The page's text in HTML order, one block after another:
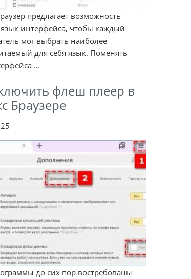
предлагает возможность
интерфейса, чтобы каждый
мог выбрать наиболее
для себя язык. Поменять
...
флеш плеер в
Браузере
до сих пор востребованы